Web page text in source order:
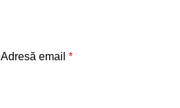
Adresă email *